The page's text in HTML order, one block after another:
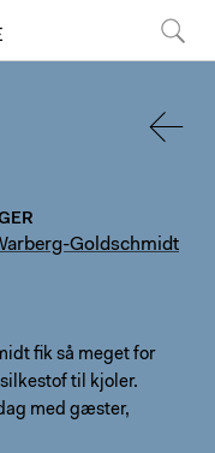
Goldschmidt
fik så meget for
til kjoler.
med gæster,